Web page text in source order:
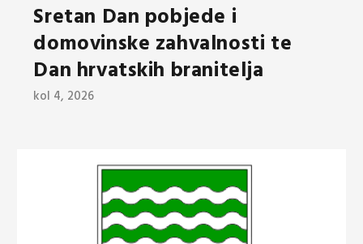
Sretan Dan pobjede i
domovinske zahvalnosti te
Dan hrvatskih branitelja
kol 4, 2026